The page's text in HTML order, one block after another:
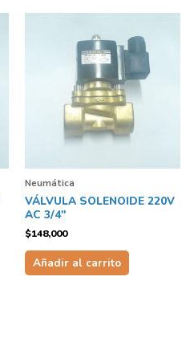
Neumática
VÁLVULA SOLENOIDE 220V
AC 3/4″
$148,000
Añadir al carrito